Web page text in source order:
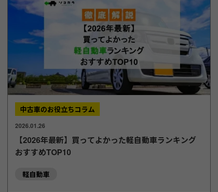
中古車のお役立ちコラム
2026.01.26
【2026年最新】買ってよかった軽自動車ランキング
おすすめTOP10
軽自動車